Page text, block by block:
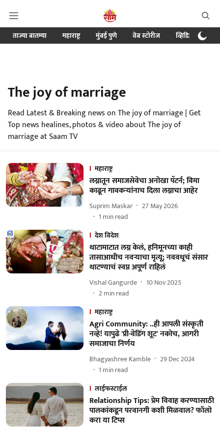
ताज्या बातम्या महाराष्ट्र मुंबई पुणे वेब स्टोरीज व्हिडिओ
The joy of marriage
Read Latest & Breaking news on The joy of marriage | Get
Top news healines, photos & video about The joy of
marriage at Saam TV
महाराष्ट्र
लग्नातून समाजसेवेचा अनोखा पॅटर्न; विमा
काढून गावकऱ्यांनाच दिला लग्नाचा आहेर
Suprim Maskar
27 May 2026
1 min read
देश विदेश
थाटामाटात लग्न केलं, हनिमूनच्या काही
तासाआधीच नवऱ्याचा मृत्यू; नववधूचं संसार
थाटण्याचं स्वप्न अपूर्ण राहिलं
Vishal Gangurde
10 Nov 2025
2min read
महाराष्ट्र
Agri Community: ..ही आपली संस्कृती
नव्हे! यापुढे 'प्री-वेडिंग शूट' नकोच, आगरी
समाजाचा निर्णय
Bhagyashree Kamble
29 Dec 2024
1 min read
लाईफस्टाईल
Relationship Tips: प्रेम विवाह करण्यासाठी
पालकांकडून परवानगी कशी मिळवाल? फॉलो
करा या टिप्स